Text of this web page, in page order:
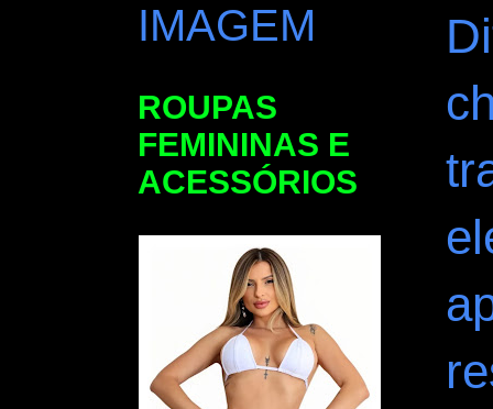
IMAGEM
ROUPAS
FEMININAS E
ACESSÓRIOS